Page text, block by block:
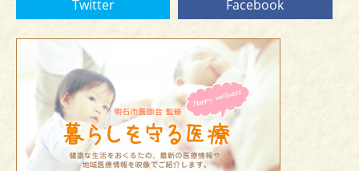
Twitter Facebook